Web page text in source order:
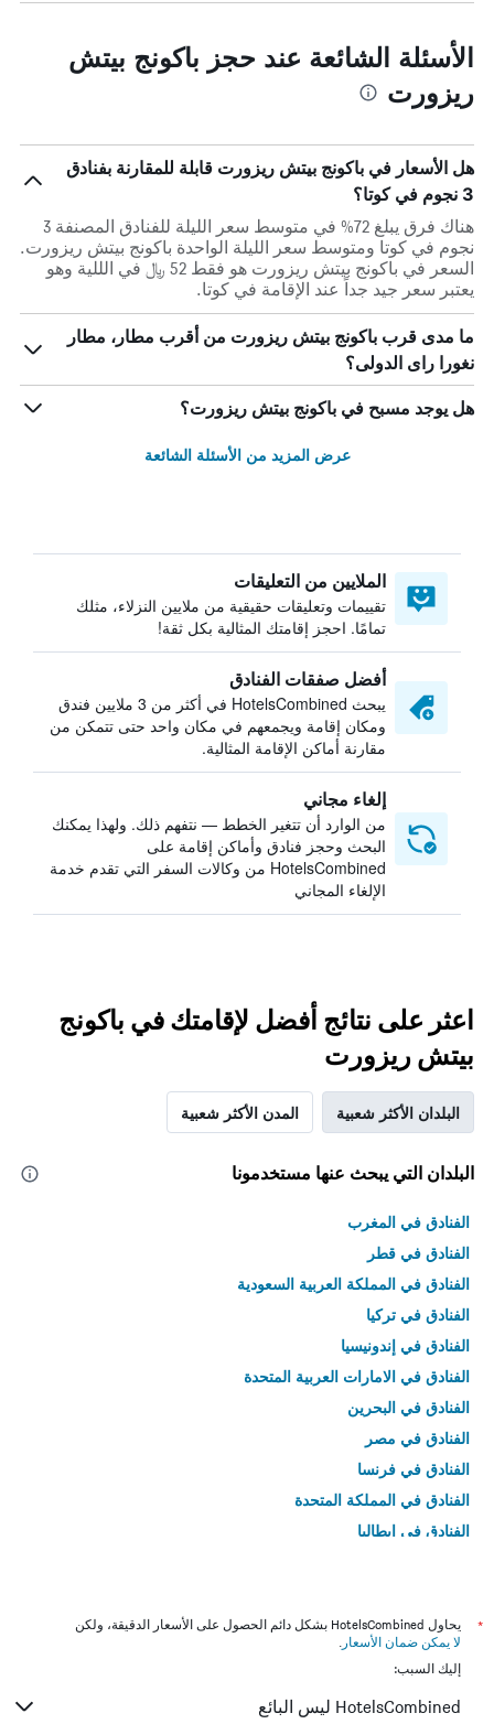
الأسئلة الشائعة عند حجز باكونج بيتش
ريزورت
هل الأسعار في باكونج بيتش ريزورت قابلة للمقارنة بفنادق
3 نجوم في كوتا؟
هناك فرق يبلغ 72% في متوسط ​​سعر الليلة للفنادق المصنفة 3
نجوم في كوتا ومتوسط ​​سعر الليلة الواحدة باكونج بيتش ريزورت.
السعر في باكونج بيتش ريزورت هو فقط 52 ﷼ في الللية وهو
يعتبر سعر جيد جداً عند الإقامة في كوتا.
ما مدى قرب باكونج بيتش ريزورت من أقرب مطار، مطار
نغورا راى الدولى؟
هل يوجد مسبح في باكونج بيتش ريزورت؟
عرض المزيد من الأسئلة الشائعة
الملايين من التعليقات
تقييمات وتعليقات حقيقية من ملايين النزلاء، مثلك
تمامًا. احجز إقامتك المثالية بكل ثقة!
أفضل صفقات الفنادق
يبحث HotelsCombined في أكثر من 3 ملايين فندق
ومكان إقامة ويجمعهم في مكان واحد حتى تتمكن من
مقارنة أماكن الإقامة المثالية.
إلغاء مجاني
من الوارد أن تتغير الخطط — نتفهم ذلك. ولهذا يمكنك
البحث وحجز فنادق وأماكن إقامة على
HotelsCombined من وكالات السفر التي تقدم خدمة
الإلغاء المجاني
اعثر على نتائج أفضل لإقامتك في باكونج
بيتش ريزورت
البلدان الأكثر شعبية المدن الأكثر شعبية
البلدان التي يبحث عنها مستخدمونا
الفنادق في المغرب
الفنادق في قطر
الفنادق في المملكة العربية السعودية
الفنادق في تركيا
الفنادق في إندونيسيا
الفنادق في الامارات العربية المتحدة
الفنادق في البحرين
الفنادق في مصر
الفنادق في فرنسا
الفنادق في المملكة المتحدة
الفنادق في إيطاليا
*
يحاول HotelsCombined بشكل دائم الحصول على الأسعار الدقيقة، ولكن
لا يمكن ضمان الأسعار .
إليك السبب:
HotelsCombined ليس البائع